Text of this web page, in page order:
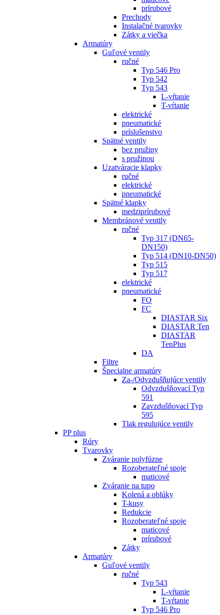
prírubové
Prechody
Instalačné tvarovky
Zátky a viečka
Armatúry
Guľové ventily
ručné
Typ 546 Pro
Typ 542
Typ 543
L-vŕtanie
T-vŕtanie
elektrické
pneumatické
príslušenstvo
Spätné ventily
bez pružiny
s pružinou
Uzatváracie klapky
ručné
elektrické
pneumatické
Spätné klapky
medziprírubové
Membránové ventily
ručné
Typ 317 (DN65-
DN150)
Typ 514 (DN10-DN50)
Typ 515
Typ 517
elektrické
pneumatické
FO
FC
DIASTAR Six
DIASTAR Ten
DIASTAR
TenPlus
DA
Filtre
Špecialne armatúry
Za-/Odvzdušňujúce ventily
Odvzdušňovací Typ
591
Zavzdušňovací Typ
595
Tlak regulujúce ventily
PP plus
Rúry
Tvarovky
Zváranie polyfúzne
Rozoberateľné spoje
maticové
Zváranie na tupo
Kolená a oblúky
T-kusy
Redukcie
Rozoberateľné spoje
maticové
prírubové
Zátky
Armatúry
Guľové ventily
ručné
Typ 543
L-vŕtanie
T-vŕtanie
Typ 546 Pro